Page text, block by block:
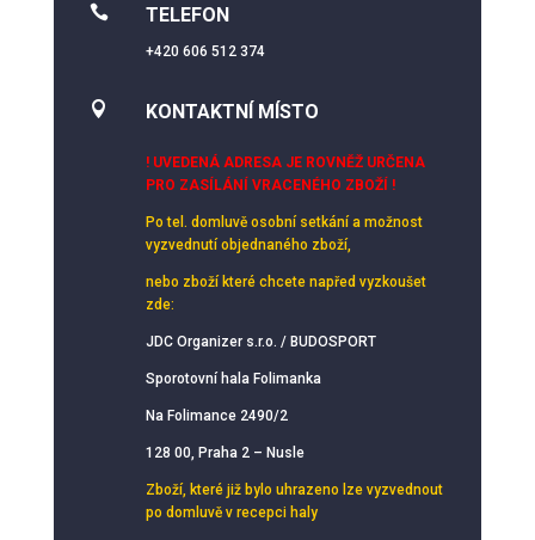
 TELEFON
+420 606 512 374
 KONTAKTNÍ MÍSTO
! UVEDENÁ ADRESA JE ROVNĚŽ URČENA
PRO ZASÍLÁNÍ VRACENÉHO ZBOŽÍ !
Po tel. domluvě osobní setkání a možnost
vyzvednutí objednaného zboží,
nebo zboží které chcete napřed vyzkoušet
zde:
JDC Organizer s.r.o. / BUDOSPORT
Sporotovní hala Folimanka
Na Folimance 2490/2
128 00, Praha 2 – Nusle
Zboží, které již bylo uhrazeno lze vyzvednout
po domluvě v recepci haly